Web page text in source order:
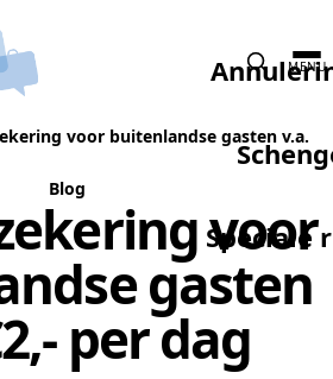
Speciale
MENU
voor buitenlandse gasten v.a.
Blog
voor
gasten
per dag